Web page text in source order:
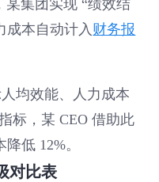
某集团实现 “绩效结
成本自动计入 财务报
人均效能、人力成本
标，某 CEO 借助此
低 12%。
对比表